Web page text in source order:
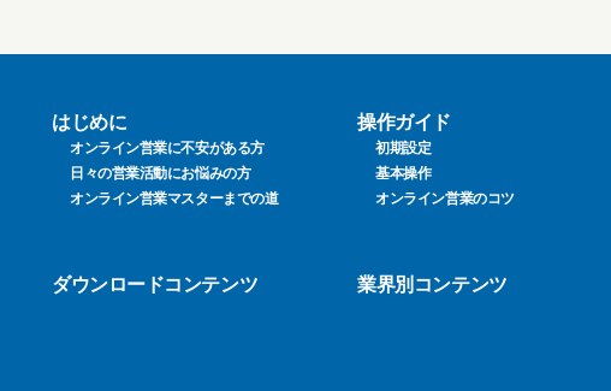
はじめに
オンライン営業に不安がある方
日々の営業活動にお悩みの方
オンライン営業マスターまでの道
操作ガイド
初期設定
基本操作
オンライン営業のコツ
ダウンロードコンテンツ 業界別コンテンツ